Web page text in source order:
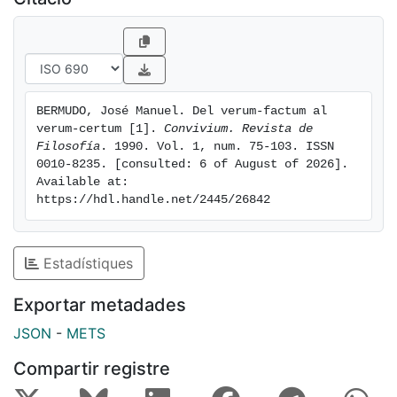
matemáticos. Esto,
unido a la falta de una exacta comprensión de la
relación del verum-factum con el verum-certum de la
Scienza Nuova, simbolizando ésta el momento de
mundo de las naciones, propiciará la tesis de las dos
filosofías viquianas, basadas cada una de ellas en sus
respectivas epistemologías del verum-factum y del
verum-certum.
BERMUDO, José Manuel. Del verum-factum al
verum-certum [1]. Convivium. Revista de
Filosofía . 1990. Vol. 1, num. 75-103. ISSN
0010-8235. [consulted: 6 of August of 2026].
Available at:
https://hdl.handle.net/2445/26842
Estadístiques
Exportar metadades
JSON - METS
Compartir registre